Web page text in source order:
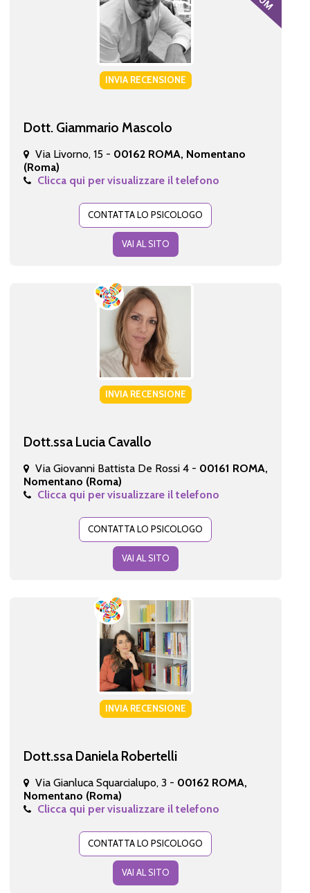
INVIA RECENSIONE
Dott. Giammario Mascolo
Via Livorno, 15 - 00162 ROMA, Nomentano
(Roma)
Clicca qui per visualizzare il telefono
CONTATTA LO PSICOLOGO
VAI AL SITO
INVIA RECENSIONE
Dott.ssa Lucia Cavallo
Via Giovanni Battista De Rossi 4 - 00161 ROMA,
Nomentano (Roma)
Clicca qui per visualizzare il telefono
CONTATTA LO PSICOLOGO
VAI AL SITO
INVIA RECENSIONE
Dott.ssa Daniela Robertelli
Via Gianluca Squarcialupo, 3 - 00162 ROMA,
Nomentano (Roma)
Clicca qui per visualizzare il telefono
CONTATTA LO PSICOLOGO
VAI AL SITO